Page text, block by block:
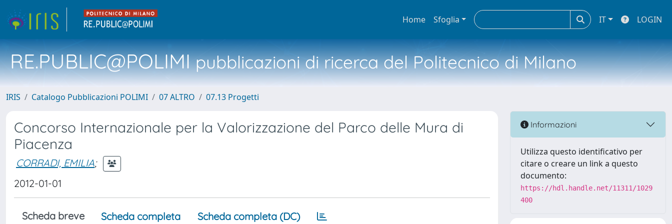
Home Sfoglia IT LOGIN
RE.PUBLIC@POLIMIpubblicazioni di ricerca del Politecnico di Milano
IRIS Catalogo Pubblicazioni POLIMI 07 ALTRO 07.13 Progetti
Concorso Internazionale per la Valorizzazione del Parco delle Mura di
Piacenza
CORRADI, EMILIA;
2012-01-01
Scheda breve Scheda completa Scheda completa (DC)
Informazioni
Utilizza questo identificativo per
citare o creare un link a questo
documento:
https://hdl.handle.net/11311/1029
400